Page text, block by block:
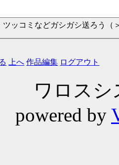
ツッコミなどガシガシ送ろう（
上へ 作品編集 ログアウト
ワロスシ
powered by